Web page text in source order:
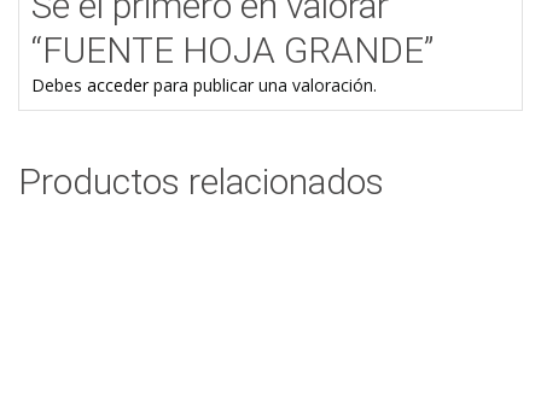
“FUENTE HOJA GRANDE”
Debes accederpara publicar una valoración.
Productos relacionados